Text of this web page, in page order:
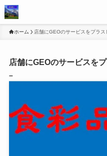
ホーム 店舗にGEOのサービスをプラ
店舗にGEOのサービスを
–